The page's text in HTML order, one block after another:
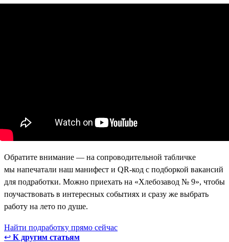
Обратите внимание — на сопроводительной табличке
мы напечатали наш манифест и QR-код с подборкой вакансий
для подработки. Можно приехать на «Хлебозавод № 9», чтобы
поучаствовать в интересных событиях и сразу же выбрать
работу на лето по душе.
Найти подработку прямо сейчас
↩ К другим статьям